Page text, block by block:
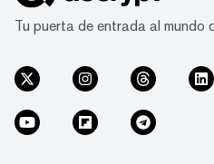
Tu puerta de entrada al mundo